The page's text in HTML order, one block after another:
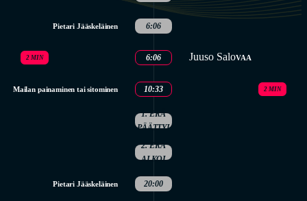
Pietari Jääskeläinen 6:06
6:06 Juuso SaloVAA
2 MIN
Mailan painaminen tai sitominen 2 MIN
10:33
1. ERÄ
PÄÄTTYI
2. ERÄ
ALKOI
Pietari Jääskeläinen 20:00